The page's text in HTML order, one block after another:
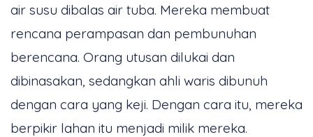
air susu dibalas air tuba. Mereka membuat
rencana perampasan dan pembunuhan
berencana. Orang utusan dilukai dan
dibinasakan, sedangkan ahli waris dibunuh
dengan cara yang keji. Dengan cara itu, mereka
berpikir lahan itu menjadi milik mereka.